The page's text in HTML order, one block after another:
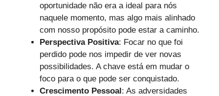
oportunidade não era a ideal para nós
naquele momento, mas algo mais alinhado
com nosso propósito pode estar a caminho.
Perspectiva Positiva: Focar no que foi
perdido pode nos impedir de ver novas
possibilidades. A chave está em mudar o
foco para o que pode ser conquistado.
Crescimento Pessoal: As adversidades